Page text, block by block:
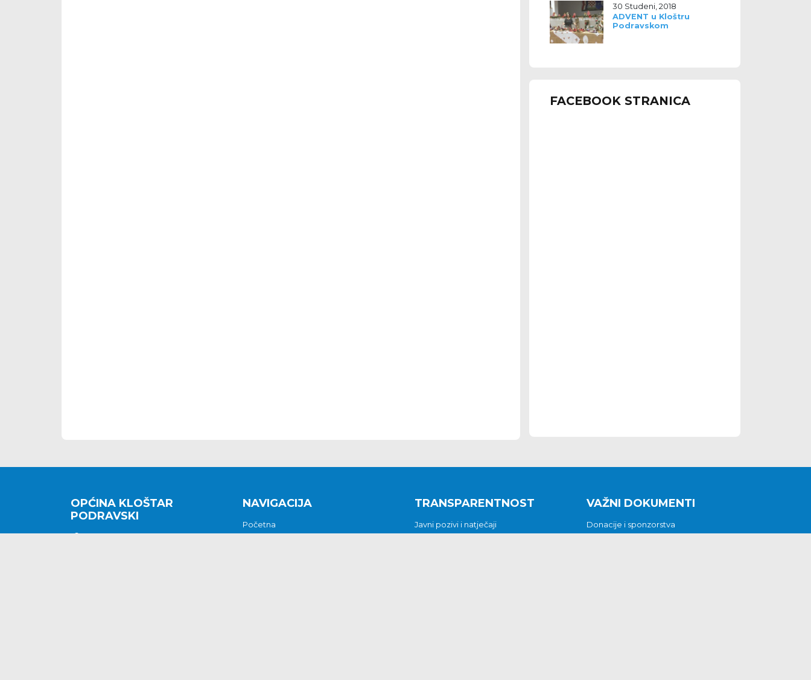
30 Studeni, 2018
ADVENT u Kloštru
Podravskom
FACEBOOK STRANICA
OPĆINA KLOŠTAR
PODRAVSKI
NAVIGACIJA
Početna
TRANSPARENTNOST
Javni pozivi i natječaji
VAŽNI DOKUMENTI
Donacije i sponzorstva